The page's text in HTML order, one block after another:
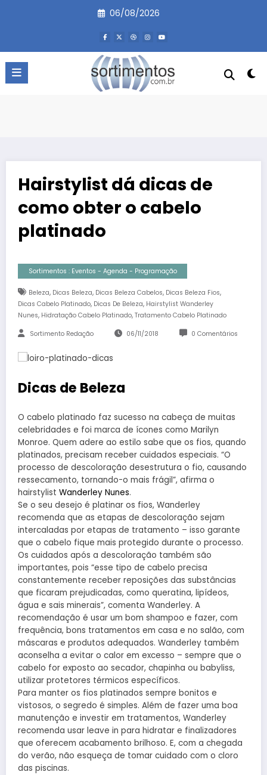
06/08/2026
Hairstylist dá dicas de
como obter o cabelo
platinado
Sortimentos : Eventos - Agenda - Programação
Beleza, Dicas Beleza, Dicas Beleza Cabelos, Dicas Beleza Fios,
Dicas Cabelo Platinado, Dicas De Beleza, Hairstylist Wanderley
Nunes, Hidratação Cabelo Platinado, Tratamento Cabelo Platinado
Sortimento Redação 06/11/2018 0 Comentários
Dicas de Beleza
O cabelo platinado faz sucesso na cabeça de muitas
celebridades e foi marca de ícones como Marilyn
Monroe. Quem adere ao estilo sabe que os fios, quando
platinados, precisam receber cuidados especiais. “O
processo de descoloração desestrutura o fio, causando
ressecamento, tornando-o mais frágil”, afirma o
hairstylist Wanderley Nunes.
Se o seu desejo é platinar os fios, Wanderley
recomenda que as etapas de descoloração sejam
intercaladas por etapas de tratamento – isso garante
que o cabelo fique mais protegido durante o processo.
Os cuidados após a descoloração também são
importantes, pois “esse tipo de cabelo precisa
constantemente receber reposições das substâncias
que ficaram prejudicadas, como queratina, lipídeos,
água e sais minerais”, comenta Wanderley. A
recomendação é usar um bom shampoo e fazer, com
frequência, bons tratamentos em casa e no salão, com
máscaras e produtos adequados. Wanderley também
aconselha a evitar o calor em excesso – sempre que o
cabelo for exposto ao secador, chapinha ou babyliss,
utilizar protetores térmicos específicos.
Para manter os fios platinados sempre bonitos e
vistosos, o segredo é simples. Além de fazer uma boa
manutenção e investir em tratamentos, Wanderley
recomenda usar leave in para hidratar e finalizadores
que oferecem acabamento brilhoso. E, com a chegada
do verão, não esqueça de tomar cuidado com o cloro
das piscinas.